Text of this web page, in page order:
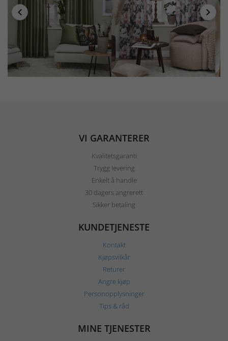
VI GARANTERER
Kvalitetsgaranti
Trygg levering
Enkelt å handle
30 dagers angrerett
Sikker betaling
KUNDETJENESTE
Kontakt
Kjøpsvilkår
Returer
Angre kjøp
Personopplysninger
Tips & råd
MINE TJENESTER